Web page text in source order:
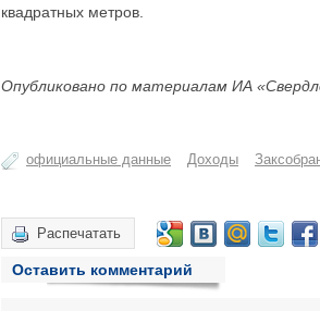
квадратных метров.
Опубликовано по материалам ИА
официальные данные Доходы
Распечатать
Оставить комментарий